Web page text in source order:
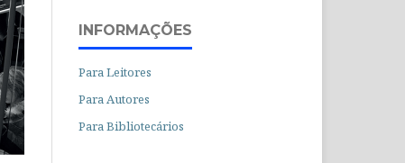
INFORMAÇÕES
Para Leitores
Para Autores
Para Bibliotecários